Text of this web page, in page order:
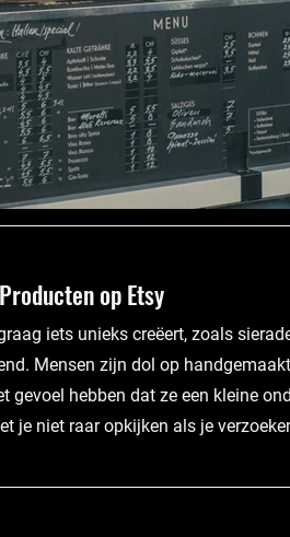
op Etsy
iets unieks creëert, zoals
Mensen zijn dol op
gevoel hebben dat ze een kleine
je niet raar opkijken als je